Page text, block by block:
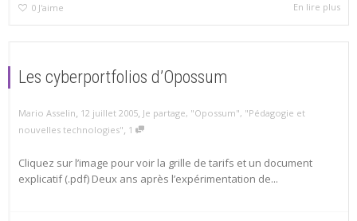
0 J'aime En lire plus
Les cyberportfolios d’Opossum
Mario Asselin, 12 juillet 2005, Je partage, "Opossum", "Pédagogie et
nouvelles technologies", 1
Cliquez sur l’image pour voir la grille de tarifs et un document
explicatif (.pdf) Deux ans après l’expérimentation de...